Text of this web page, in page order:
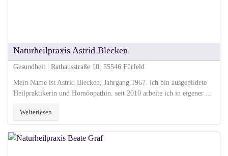
Naturheilpraxis Astrid Blecken
Gesundheit | Rathausstraße 10, 55546 Fürfeld
Mein Name ist Astrid Blecken, Jahrgang 1967. ich bin ausgebildete
Heilpraktikerin und Homöopathin. seit 2010 arbeite ich in eigener ...
Weiterlesen